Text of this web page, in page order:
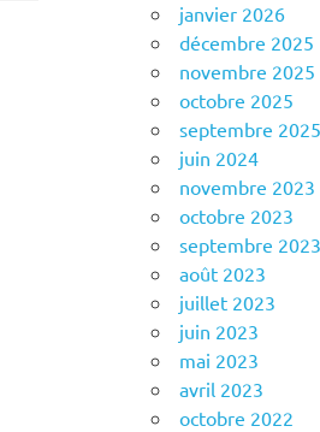
janvier 2026
décembre 2025
novembre 2025
octobre 2025
septembre 2025
juin 2024
novembre 2023
octobre 2023
septembre 2023
août 2023
juillet 2023
juin 2023
mai 2023
avril 2023
octobre 2022